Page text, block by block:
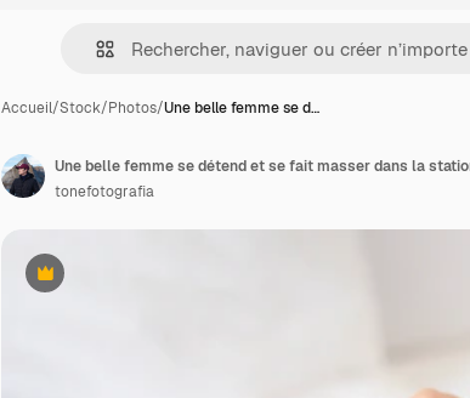
Accueil/Stock/Photos/Une belle femme se d…
Premium
tonefotografia